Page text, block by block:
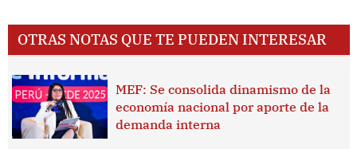
OTRAS NOTAS QUE TE PUEDEN INTERESAR
MEF: Se consolida dinamismo de la
economía nacional por aporte de la
demanda interna